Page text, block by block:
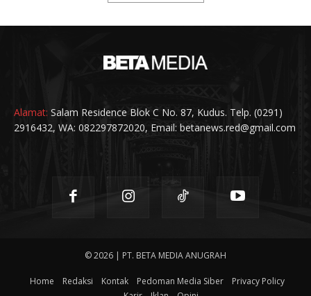
Alamat: Salam Residence Blok C No. 87, Kudus. Telp. (0291)
2916432, WA: 082297872020, Email: betanews.red@gmail.com
© 2026 | PT. BETA MEDIA ANUGRAH
Home Redaksi Kontak Pedoman Media Siber
Privacy Policy